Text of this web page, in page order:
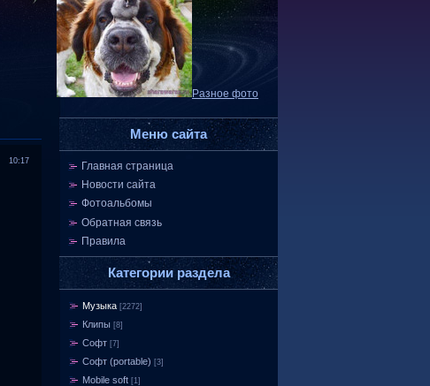
Разное фото
10:17
Меню сайта
Главная страница
Новости сайта
Фотоальбомы
Обратная связь
Правила
Категории раздела
Музыка [2272]
Клипы [8]
Софт [7]
Софт (portable) [3]
Mobile soft [1]